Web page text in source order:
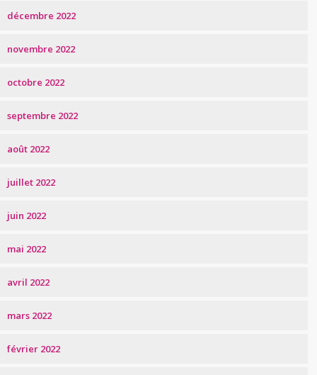
décembre 2022
novembre 2022
octobre 2022
septembre 2022
août 2022
juillet 2022
juin 2022
mai 2022
avril 2022
mars 2022
février 2022